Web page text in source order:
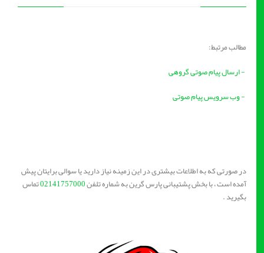
مطالب مرتبط:
- ارسال پیام صوتی گروهی
- وب سرویس پیام صوتی
در صورتی که به اطلاعات بیشتری در این زمینه نیاز دارید یا سوالی برایتان پیش
آمده است ، با بخش پشتیبانی پارس گرین به شماره تلفن02141757000تماس
بگیرید .